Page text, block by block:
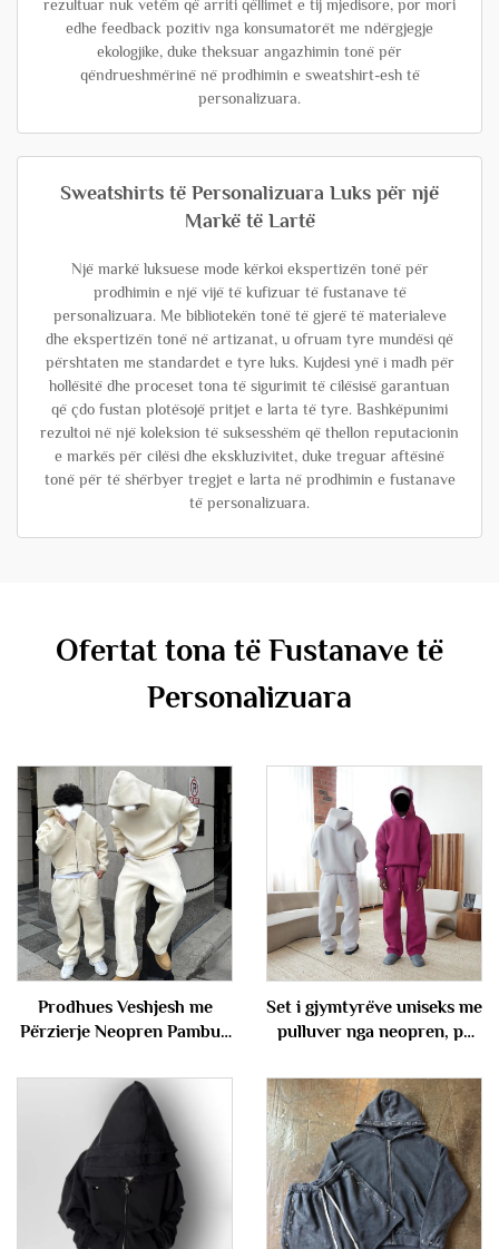
rezultuar nuk vetëm që arriti qëllimet e tij mjedisore, por mori
edhe feedback pozitiv nga konsumatorët me ndërgjegje
ekologjike, duke theksuar angazhimin tonë për
qëndrueshmërinë në prodhimin e sweatshirt-esh të
personalizuara.
Sweatshirts të Personalizuara Luks për një
Markë të Lartë
Një markë luksuese mode kërkoi ekspertizën tonë për
prodhimin e një vijë të kufizuar të fustanave të
personalizuara. Me bibliotekën tonë të gjerë të materialeve
dhe ekspertizën tonë në artizanat, u ofruam tyre mundësi që
përshtaten me standardet e tyre luks. Kujdesi ynë i madh për
hollësitë dhe proceset tona të sigurimit të cilësisë garantuan
që çdo fustan plotësojë pritjet e larta të tyre. Bashkëpunimi
rezultoi në një koleksion të suksesshëm që thellon reputacionin
e markës për cilësi dhe ekskluzivitet, duke treguar aftësinë
tonë për të shërbyer tregjet e larta në prodhimin e fustanave
të personalizuara.
Ofertat tona të Fustanave të
Personalizuara
Prodhues Veshjesh me
Përzierje Neopren Pambuk
me Kapuç të Zbrazët dhe
Pantallona Sportive Veshje
Sportive për Burra
Set i gjymtyrëve uniseks me
pulluver nga neopren, pa
pantallona të lirshëm, set i
thjeshtë për meshkuj